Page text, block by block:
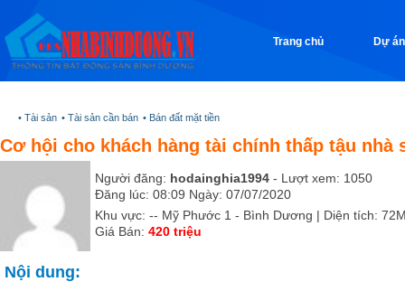
Trang chủ Dự án
• Tài sản • Tài sản cần bán • Bán đất mặt tiền
Cơ hội cho khách hàng tài chính thấp tậu nhà
Người đăng: hodainghia1994 - Lượt xem: 1050
Đăng lúc: 08:09 Ngày: 07/07/2020
Khu vực: -- Mỹ Phước 1 - Bình Dương | Diện tích:
Giá Bán: 420 triệu
Nội dung: